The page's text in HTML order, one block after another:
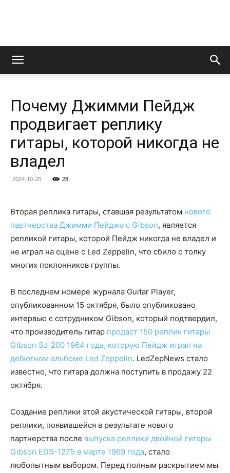
LedZeppelin.Ru
Почему Джимми Пейдж
продвигает реплику
гитары, которой никогда не
владел
2024-10-20 28
Вторая реплика гитары, ставшая результатом нового
партнерства Джимми Пейджа с Gibson, является
репликой гитары, которой Пейдж никогда не владел и
не играл на сцене с Led Zeppelin, что сбило с толку
многих поклонников группы.
В последнем номере журнала Guitar Player,
опубликованном 15 октября, было опубликовано
интервью с сотрудником Gibson, который подтвердил,
что производитель гитар продаст 150 реплик гитары
Gibson SJ-200 1964 года, которую Пейдж играл на
дебютном альбоме Led Zeppelin. LedZepNews стало
известно, что гитара должна поступить в продажу 22
октября.
Создание реплики этой акустической гитары, второй
реплики, появившейся в результате нового
партнерства после выпуска реплики двойной гитары
Gibson EDS-1275 в марте 1969 года, стало
любопытным выбором. Перед полным раскрытием мы